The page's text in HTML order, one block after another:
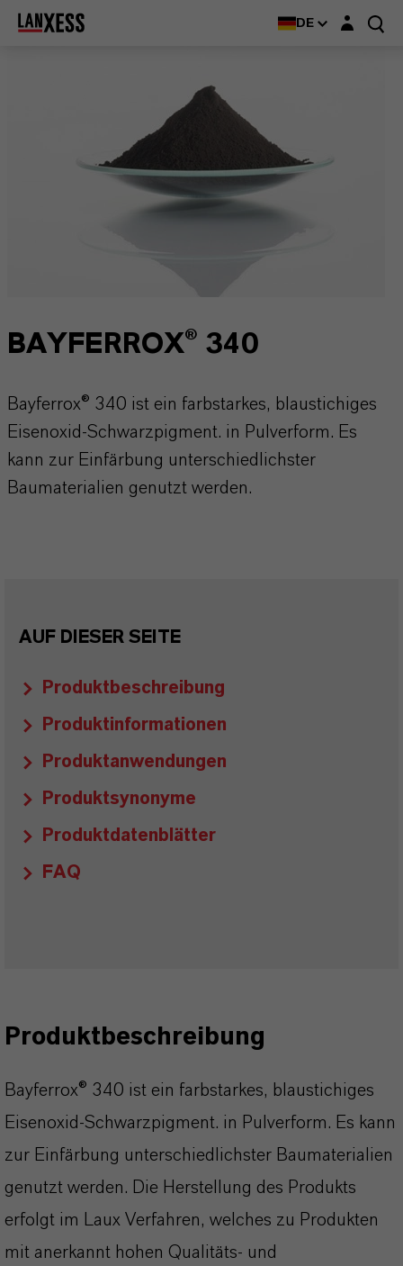
DE Login-Maske
BAYFERROX® 340
Bayferrox® 340 ist ein farbstarkes, blaustichiges
Eisenoxid-Schwarzpigment. in Pulverform. Es
kann zur Einfärbung unterschiedlichster
Baumaterialien genutzt werden.
AUF DIESER SEITE
Produktbeschreibung
Produktinformationen
Produktanwendungen
Produktsynonyme
Produktdatenblätter
FAQ
Produktbeschreibung
Bayferrox® 340 ist ein farbstarkes, blaustichiges
Eisenoxid-Schwarzpigment. in Pulverform. Es kann
zur Einfärbung unterschiedlichster Baumaterialien
genutzt werden. Die Herstellung des Produkts
erfolgt im Laux Verfahren, welches zu Produkten
mit anerkannt hohen Qualitäts- und